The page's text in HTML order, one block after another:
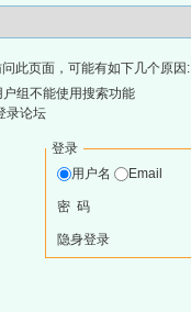
此页面，可能有如下几个原因:
组不能使用搜索功能
录论坛
登录
用户名
Email
密 码
隐身登录